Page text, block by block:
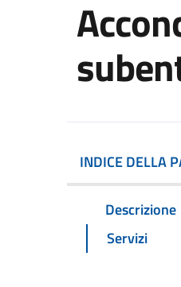
INDICE DELLA
Descrizione
Servizi